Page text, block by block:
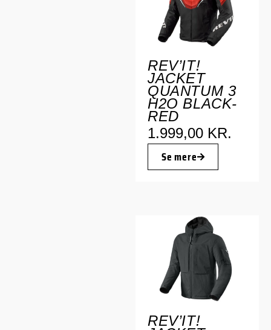
REV’IT!
JACKET
QUANTUM 3
H2O BLACK-
RED
1.999,00 KR.
Se mere
REV’IT!